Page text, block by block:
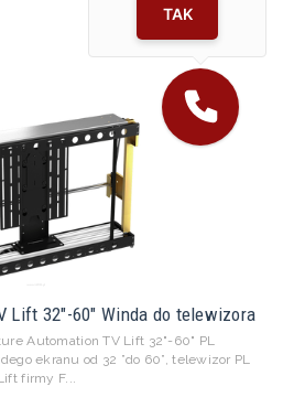
Lift 32"-60" Winda do telewizora
Automation TV Lift 32"-60" PL
ekranu od 32 ”do 60”, telewizor PL
firmy F...
TAK